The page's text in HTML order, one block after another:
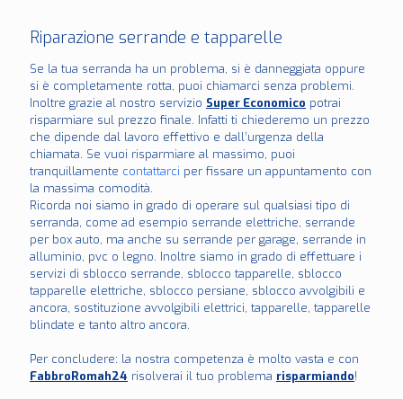
Riparazione serrande e tapparelle
Se la tua serranda ha un problema, si è danneggiata oppure
si è completamente rotta, puoi chiamarci senza problemi.
Inoltre grazie al nostro servizio Super Economico potrai
risparmiare sul prezzo finale. Infatti ti chiederemo un prezzo
che dipende dal lavoro effettivo e dall’urgenza della
chiamata. Se vuoi risparmiare al massimo, puoi
tranquillamente contattarci per fissare un appuntamento con
la massima comodità.
Ricorda noi siamo in grado di operare sul qualsiasi tipo di
serranda, come ad esempio serrande elettriche, serrande
per box auto, ma anche su serrande per garage, serrande in
alluminio, pvc o legno. Inoltre siamo in grado di effettuare i
servizi di sblocco serrande, sblocco tapparelle, sblocco
tapparelle elettriche, sblocco persiane, sblocco avvolgibili e
ancora, sostituzione avvolgibili elettrici, tapparelle, tapparelle
blindate e tanto altro ancora.
Per concludere: la nostra competenza è molto vasta e con
FabbroRomah24 risolverai il tuo problema risparmiando!